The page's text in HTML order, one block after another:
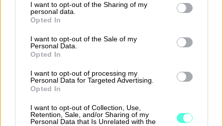
not limited to your visit or usage behaviour. You may click to
grant or deny consent to Google and its third-party tags to
use your data for below specified purposes in below Google
consent section.
I want to opt-out of the Sharing of my
personal data.
Opted In
I want to opt-out of the Sale of my
Personal Data.
Opted In
I want to opt-out of processing my
Personal Data for Targeted Advertising.
Opted In
I want to opt-out of Collection, Use,
Retention, Sale, and/or Sharing of my
Personal Data that Is Unrelated with the
Yrittäjän taloushallinnon ja
kirjanpidon ohjelmisto
Yksinkertaista taloushallinnon rutiineja ja
käytä aikasi paremmin. Aloitus nyt